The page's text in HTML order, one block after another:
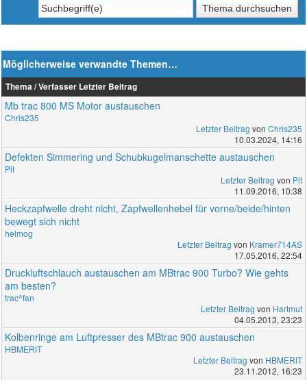
Möglicherweise verwandte Themen…
Thema / Verfasser Letzter Beitrag
Mb trac 800 MS Motor austauschen
Chris235
Letzter Beitrag von Chris235
10.03.2024, 14:16
Defekten Simmering und Schubkugelmanschette austauschen
Pit
Letzter Beitrag von Pit
11.09.2016, 10:38
Heckzapfwelle dreht nicht, Zapfwellenhebel für vorne/beide/hinten
bewegt sich nicht
helmog
Letzter Beitrag von Kramer714AS
17.05.2016, 22:54
Druckluftschlauch austauschen am MBtrac 900 Turbo? Wie gehts
am besten?
trac^fan
Letzter Beitrag von Hartmut
04.05.2013, 23:23
Kolbenringe am Luftpresser des MBtrac 900 austauschen
HBMERIT
Letzter Beitrag von HBMERIT
23.11.2012, 16:23